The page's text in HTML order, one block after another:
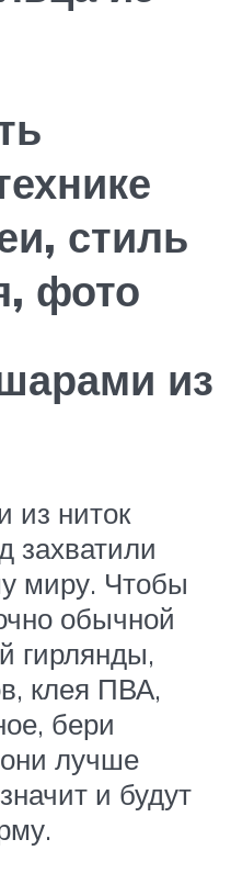
стиль
фото
из
из ниток
захватили
миру. Чтобы
обычной
гирлянды,
клея ПВА,
бери
лучше
и будут